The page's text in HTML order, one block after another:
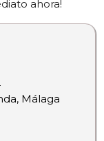
ahora!
Málaga